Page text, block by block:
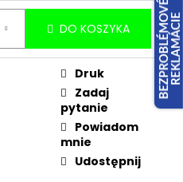
DO KOSZYKA
Druk
Zadaj
pytanie
Powiadom
mnie
Udostępnij